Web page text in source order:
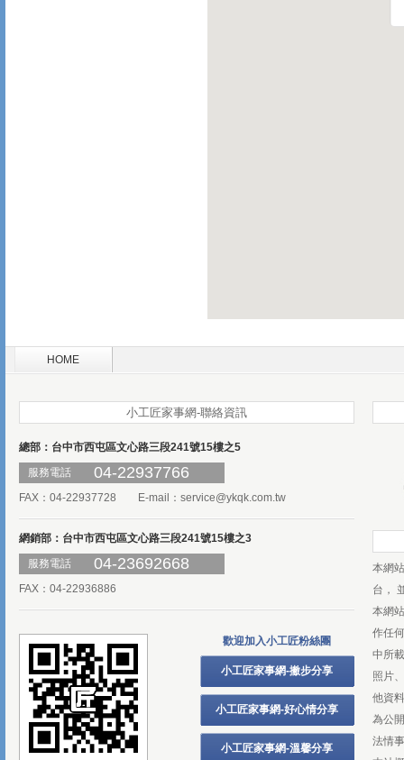
HOME
小工匠家事網-聯絡資訊
總部：台中市西屯區文心路三段241號15樓之5
服務電話
04-22937766
FAX：04-22937728 E-mail： service@ykqk.com.tw
網銷部：台中市西屯區文心路三段241號15樓之3
服務電話
04-23692668
FAX：04-22936886
歡迎加入小工匠粉絲團
小工匠家事網-撇步分享
小工匠家事網-好心情分享
小工匠家事網-溫馨分享
本網
台，
本網
作任
中所
照片
他資
為公
法情